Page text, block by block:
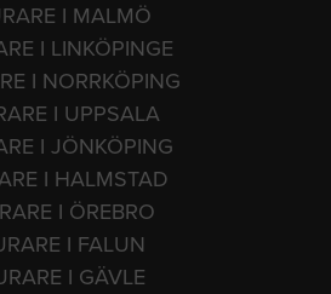
I MALMÖ
I LINKÖPINGE
I NORRKÖPING
I UPPSALA
I JÖNKÖPING
I HALMSTAD
I ÖREBRO
I FALUN
I GÄVLE